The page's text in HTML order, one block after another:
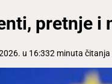
pretnje
u 16:332 minuta čitanja